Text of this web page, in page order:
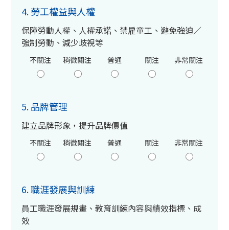
4. 勞工權益與人權
保障勞動人權、人權承諾、禁雇童工、避免強迫／
強制勞動、減少歧視等
不關注 稍微關注 普通 關注 非常關注
5. 品牌管理
建立品牌形象，提升品牌價值
不關注 稍微關注 普通 關注 非常關注
6. 職涯發展與訓練
員工職涯發展規畫、教育訓練內容與績效指標、成
效